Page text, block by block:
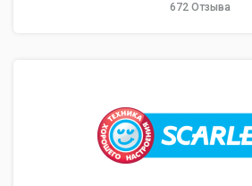
672 Отзыва